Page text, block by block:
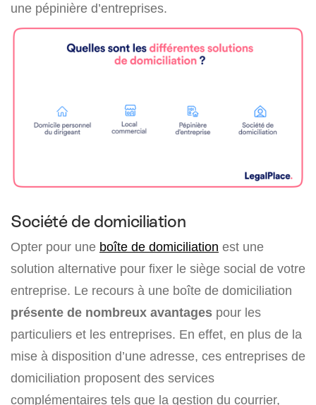
une pépinière d’entreprises.
Société de domiciliation
Opter pour une boîte de domiciliation est une
solution alternative pour fixer le siège social de votre
entreprise. Le recours à une boîte de domiciliation
présente de nombreux avantages pour les
particuliers et les entreprises. En effet, en plus de la
mise à disposition d’une adresse, ces entreprises de
domiciliation proposent des services
complémentaires tels que la gestion du courrier,